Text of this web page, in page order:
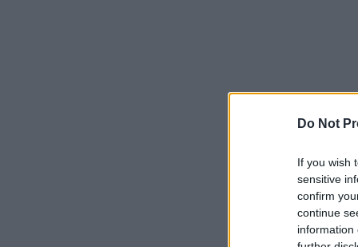
Do Not
If you wish
sensitive
confirm
continue
information